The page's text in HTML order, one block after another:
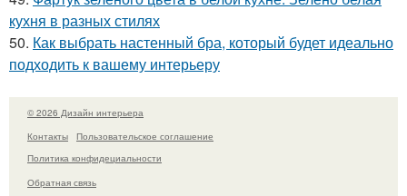
кухня в разных стилях
50. Как выбрать настенный бра, который будет идеально
подходить к вашему интерьеру
© 2026 Дизайн интерьера
Контакты
Пользовательское соглашение
Политика конфидециальности
Обратная связь